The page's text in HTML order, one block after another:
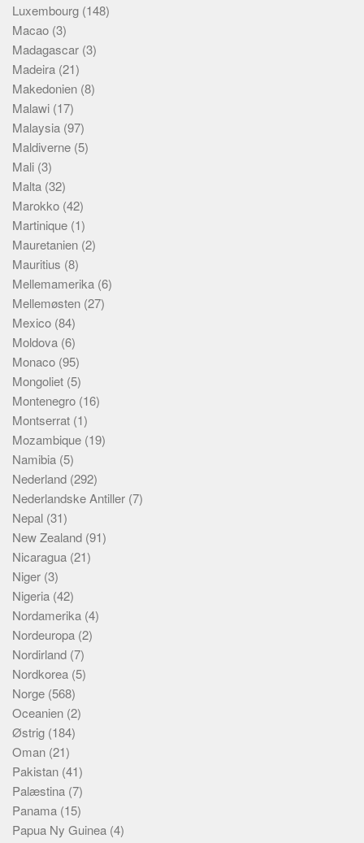
Luxembourg (148)
Macao (3)
Madagascar (3)
Madeira (21)
Makedonien (8)
Malawi (17)
Malaysia (97)
Maldiverne (5)
Mali (3)
Malta (32)
Marokko (42)
Martinique (1)
Mauretanien (2)
Mauritius (8)
Mellemamerika (6)
Mellemøsten (27)
Mexico (84)
Moldova (6)
Monaco (95)
Mongoliet (5)
Montenegro (16)
Montserrat (1)
Mozambique (19)
Namibia (5)
Nederland (292)
Nederlandske Antiller (7)
Nepal (31)
New Zealand (91)
Nicaragua (21)
Niger (3)
Nigeria (42)
Nordamerika (4)
Nordeuropa (2)
Nordirland (7)
Nordkorea (5)
Norge (568)
Oceanien (2)
Østrig (184)
Oman (21)
Pakistan (41)
Palæstina (7)
Panama (15)
Papua Ny Guinea (4)